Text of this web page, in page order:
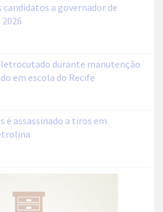
candidatos a governador de
durante manutenção
em escola do Recife
é assassinado a tiros em